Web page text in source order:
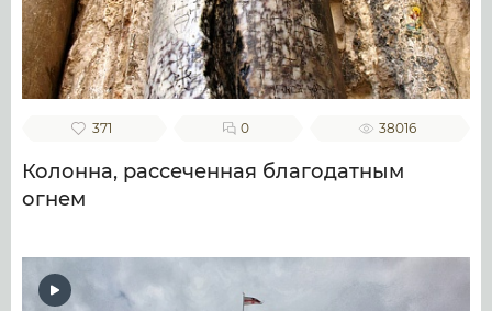
371 0 38016
Колонна, рассеченная благодатным
огнем